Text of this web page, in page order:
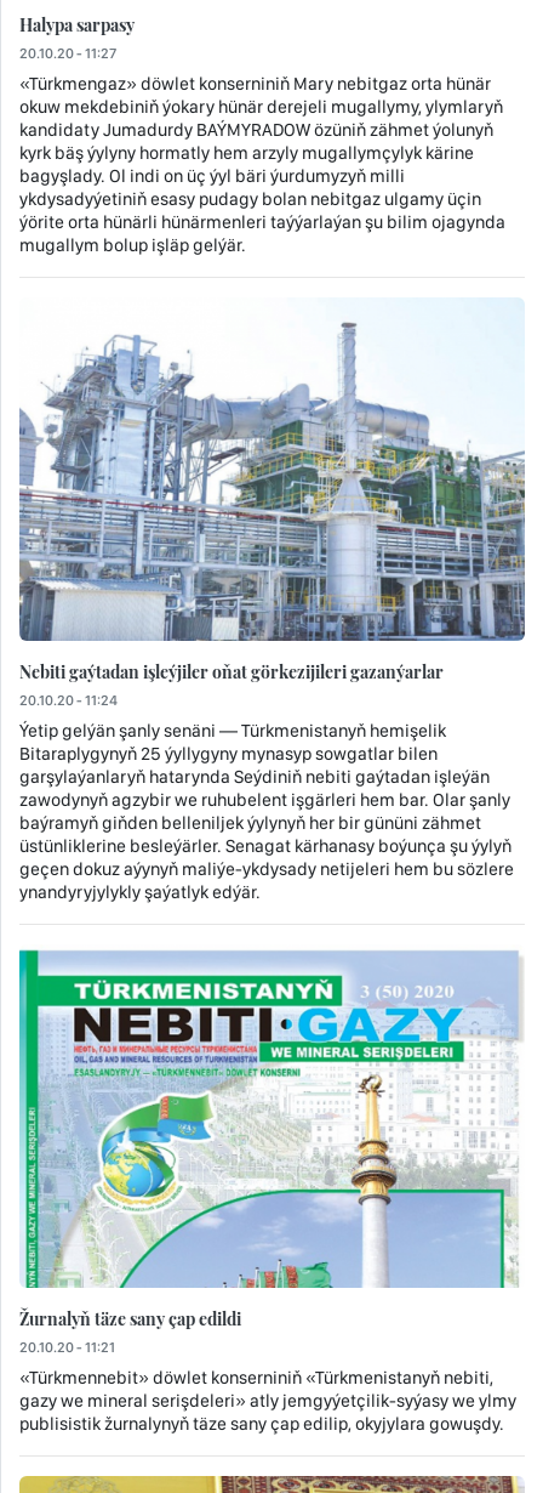
Halypa sarpasy
20.10.20 - 11:27
«Türkmengaz» döwlet konserniniň Mary nebitgaz orta hünär
okuw mekdebiniň ýokary hünär derejeli mugallymy, ylymlaryň
kandidaty Jumadurdy BAÝMYRADOW özüniň zähmet ýolunyň
kyrk bäş ýylyny hormatly hem arzyly mugallymçylyk kärine
bagyşlady. Ol indi on üç ýyl bäri ýurdumyzyň milli
ykdysadyýetiniň esasy pudagy bolan nebitgaz ulgamy üçin
ýörite orta hünärli hünärmenleri taýýarlaýan şu bilim ojagynda
mugallym bolup işläp gelýär.
Nebiti gaýtadan işleýjiler oňat görkezijileri gazanýarlar
20.10.20 - 11:24
Ýetip gelýän şanly senäni — Türkmenistanyň hemişelik
Bitaraplygynyň 25 ýyllygyny mynasyp sowgatlar bilen
garşylaýanlaryň hatarynda Seýdiniň nebiti gaýtadan işleýän
zawodynyň agzybir we ruhubelent işgärleri hem bar. Olar şanly
baýramyň giňden belleniljek ýylynyň her bir gününi zähmet
üstünliklerine besleýärler. Senagat kärhanasy boýunça şu ýylyň
geçen dokuz aýynyň maliýe-ykdysady netijeleri hem bu sözlere
ynandyryjylykly şaýatlyk edýär.
Žurnalyň täze sany çap edildi
20.10.20 - 11:21
«Türkmennebit» döwlet konserniniň «Türkmenistanyň nebiti,
gazy we mineral serişdeleri» atly jemgyýetçilik-syýasy we ylmy
publisistik žurnalynyň täze sany çap edilip, okyjylara gowuşdy.